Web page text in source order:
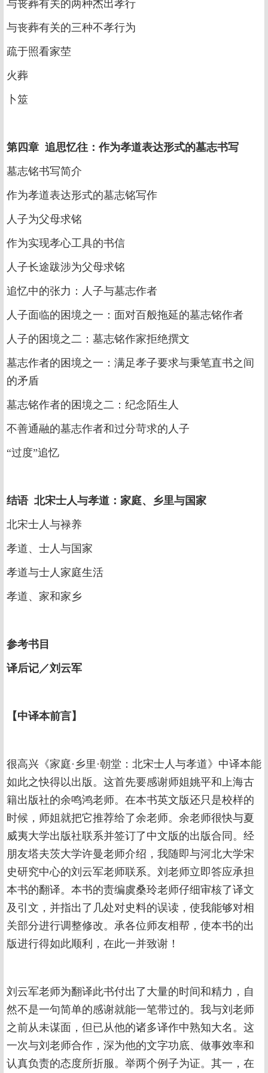
与丧葬有关的两种杰出孝行
与丧葬有关的三种不孝行为
疏于照看家茔
火葬
卜筮
第四章 追思忆往：作为孝道表达形式的墓志书写
墓志铭书写简介
作为孝道表达形式的墓志铭写作
人子为父母求铭
作为实现孝心工具的书信
人子长途跋涉为父母求铭
追忆中的张力：人子与墓志作者
人子面临的困境之一：面对百般拖延的墓志铭作者
人子的困境之二：墓志铭作家拒绝撰文
墓志作者的困境之一：满足孝子要求与秉笔直书之间
的矛盾
墓志铭作者的困境之二：纪念陌生人
不善通融的墓志作者和过分苛求的人子
“过度”追忆
结语 北宋士人与孝道：家庭、乡里与国家
北宋士人与禄养
孝道、士人与国家
孝道与士人家庭生活
孝道、家和家乡
参考书目
译后记／刘云军
【中译本前言】
很高兴《家庭·乡里·朝堂：北宋士人与孝道》中译本能
如此之快得以出版。这首先要感谢师姐姚平和上海古
籍出版社的余鸣鸿老师。在本书英文版还只是校样的
时候，师姐就把它推荐给了余老师。余老师很快与夏
威夷大学出版社联系并签订了中文版的出版合同。经
朋友塔夫茨大学许曼老师介绍，我随即与河北大学宋
史研究中心的刘云军老师联系。刘老师立即答应承担
本书的翻译。本书的责编虞桑玲老师仔细审核了译文
及引文，并指出了几处对史料的误读，使我能够对相
关部分进行调整修改。承各位师友相帮，使本书的出
版进行得如此顺利，在此一并致谢！
刘云军老师为翻译此书付出了大量的时间和精力，自
然不是一句简单的感谢就能一笔带过的。我与刘老师
之前从未谋面，但已从他的诸多译作中熟知大名。这
一次与刘老师合作，深为他的文字功底、做事效率和
认真负责的态度所折服。举两个例子为证。其一，在